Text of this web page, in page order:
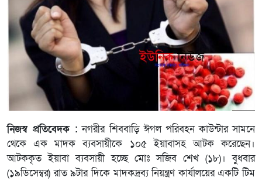
নিজস্ব প্রতিবেদক : নগরীর শিববাড়ি ঈগল পরিবহন কাউন্টার সামনে
থেকে এক মাদক ব্যবসায়ীকে ১০৫ ইয়াবাসহ আটক করেছেন।
আটককৃত ইয়াবা ব্যবসায়ী হচ্ছে মোঃ সজিব শেখ (১৮)। বুধবার
(১৯ডিসেম্বর) রাত ৯টার দিকে মাদকদ্রব্য নিয়ন্ত্রণ কার্যালয়ের একটি টিম